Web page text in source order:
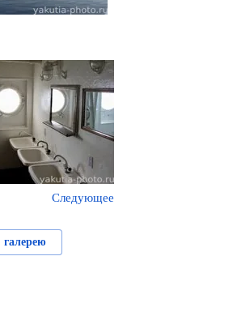
Следующее
галерею